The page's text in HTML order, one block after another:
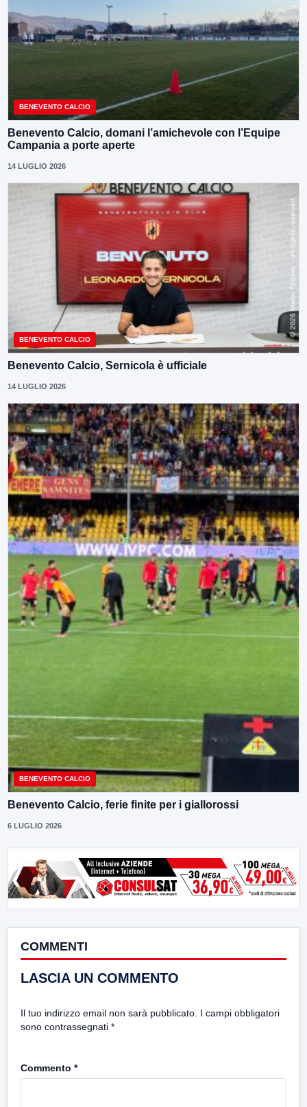
BENEVENTO CALCIO
Benevento Calcio, domani l’amichevole con l’Equipe
Campania a porte aperte
14 LUGLIO 2026
BENEVENTO CALCIO
Benevento Calcio, Sernicola è ufficiale
14 LUGLIO 2026
BENEVENTO CALCIO
Benevento Calcio, ferie finite per i giallorossi
6 LUGLIO 2026
COMMENTI
LASCIA UN COMMENTO
Il tuo indirizzo email non sarà pubblicato. I campi obbligatori
sono contrassegnati *
Commento *